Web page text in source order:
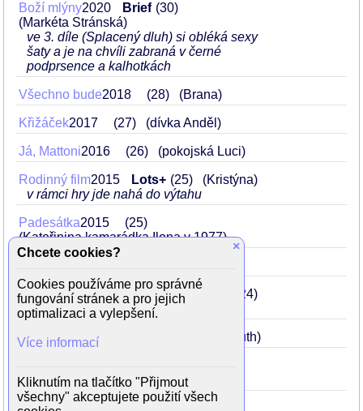
Boží mlýny2020 Brief 30
(Markéta Stránská)
ve 3. díle (Splacený dluh) si obléká sexy
šaty a je na chvíli zabraná v černé
podprsence a kalhotkách
Všechno bude2018 28 (Brana)
Křižáček2017 27 (dívka Anděl)
Já, Mattoni2016 26 (pokojská Luci)
Rodinný film2015 Lots+ 25
(Kristýna)
v rámci hry jde nahá do výtahu
Padesátka2015
25
(Kateřinina kamarádka Ilona v 1977)
Škoda lásky (Přirozený talent)
24
(Natálie)
Andělé všedního dne (Ilmuth)
(Zuzana osmnáctiletá)
Muži v naději 2011 21
×
Chcete cookies?
Cookies používáme pro správné
fungování stránek a pro jejich
optimalizaci a vylepšení.
Více informací
Kliknutím na tlačítko "Přijmout
všechny" akceptujete použití všech